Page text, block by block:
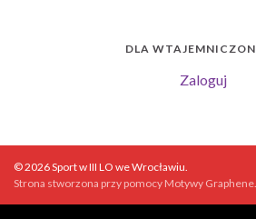
DLA
Zaloguj
© 2026 Sport w III LO we Wrocławiu.
Strona stworzona przy pomocy Motywy Graphene.